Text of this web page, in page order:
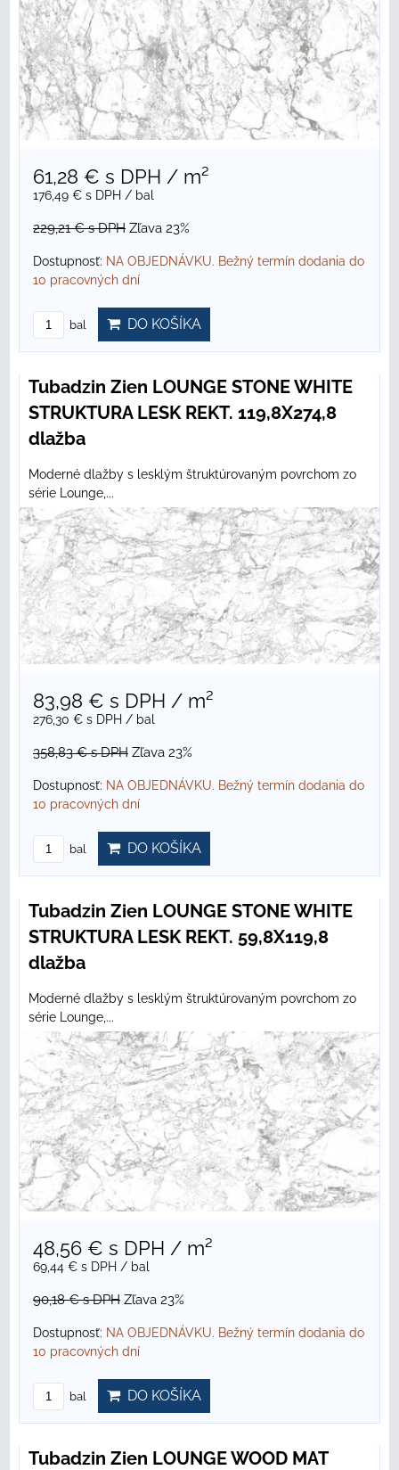
61,28 € s DPH / m²
176,49 € s DPH / bal
229,21 €s DPH Zľava 23%
Dostupnosť: NA OBJEDNÁVKU. Bežný termín dodania do
10 pracovných dní
bal DO KOŠÍKA
Tubadzin Zien LOUNGE STONE WHITE
STRUKTURA LESK REKT. 119,8X274,8
dlažba
Moderné dlažby s lesklým štruktúrovaným povrchom zo
série Lounge,...
83,98 € s DPH / m²
276,30 € s DPH / bal
358,83 €s DPH Zľava 23%
Dostupnosť: NA OBJEDNÁVKU. Bežný termín dodania do
10 pracovných dní
bal DO KOŠÍKA
Tubadzin Zien LOUNGE STONE WHITE
STRUKTURA LESK REKT. 59,8X119,8
dlažba
Moderné dlažby s lesklým štruktúrovaným povrchom zo
série Lounge,...
48,56 € s DPH / m²
69,44 € s DPH / bal
90,18 €s DPH Zľava 23%
Dostupnosť: NA OBJEDNÁVKU. Bežný termín dodania do
10 pracovných dní
bal DO KOŠÍKA
Tubadzin Zien LOUNGE WOOD MAT